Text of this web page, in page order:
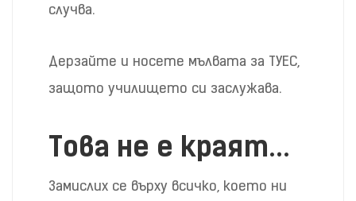
случва.
Дерзайте и носете мълвата за ТУЕС,
защото училището си заслужава.
Това не е краят…
Замислих се върху всичко, което ни